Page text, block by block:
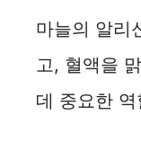
마늘의 알리
고, 혈액을
데 중요한